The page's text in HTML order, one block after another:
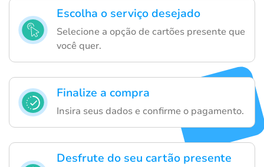
Escolha o serviço desejado
Selecione a opção de cartões presente que
você quer.
Finalize a compra
Insira seus dados e confirme o pagamento.
Desfrute do seu cartão presente